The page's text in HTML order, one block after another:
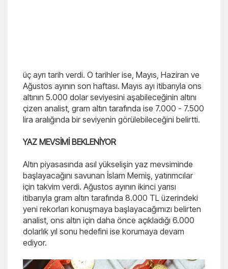
üç ayrı tarih verdi. O tarihler ise, Mayıs, Haziran ve
Ağustos ayının son haftası. Mayıs ayı itibarıyla ons
altının 5.000 dolar seviyesini aşabileceğinin altını
çizen analist, gram altın tarafında ise 7.000 - 7.500
lira aralığında bir seviyenin görülebileceğini belirtti.
YAZ MEVSİMİ BEKLENİYOR
Altın piyasasında asıl yükselişin yaz mevsiminde
başlayacağını savunan İslam Memiş, yatırımcılar
için takvim verdi. Ağustos ayının ikinci yarısı
itibarıyla gram altın tarafında 8.000 TL üzerindeki
yeni rekorları konuşmaya başlayacağımızı belirten
analist, ons altın için daha önce açıkladığı 6.000
dolarlık yıl sonu hedefini ise korumaya devam
ediyor.